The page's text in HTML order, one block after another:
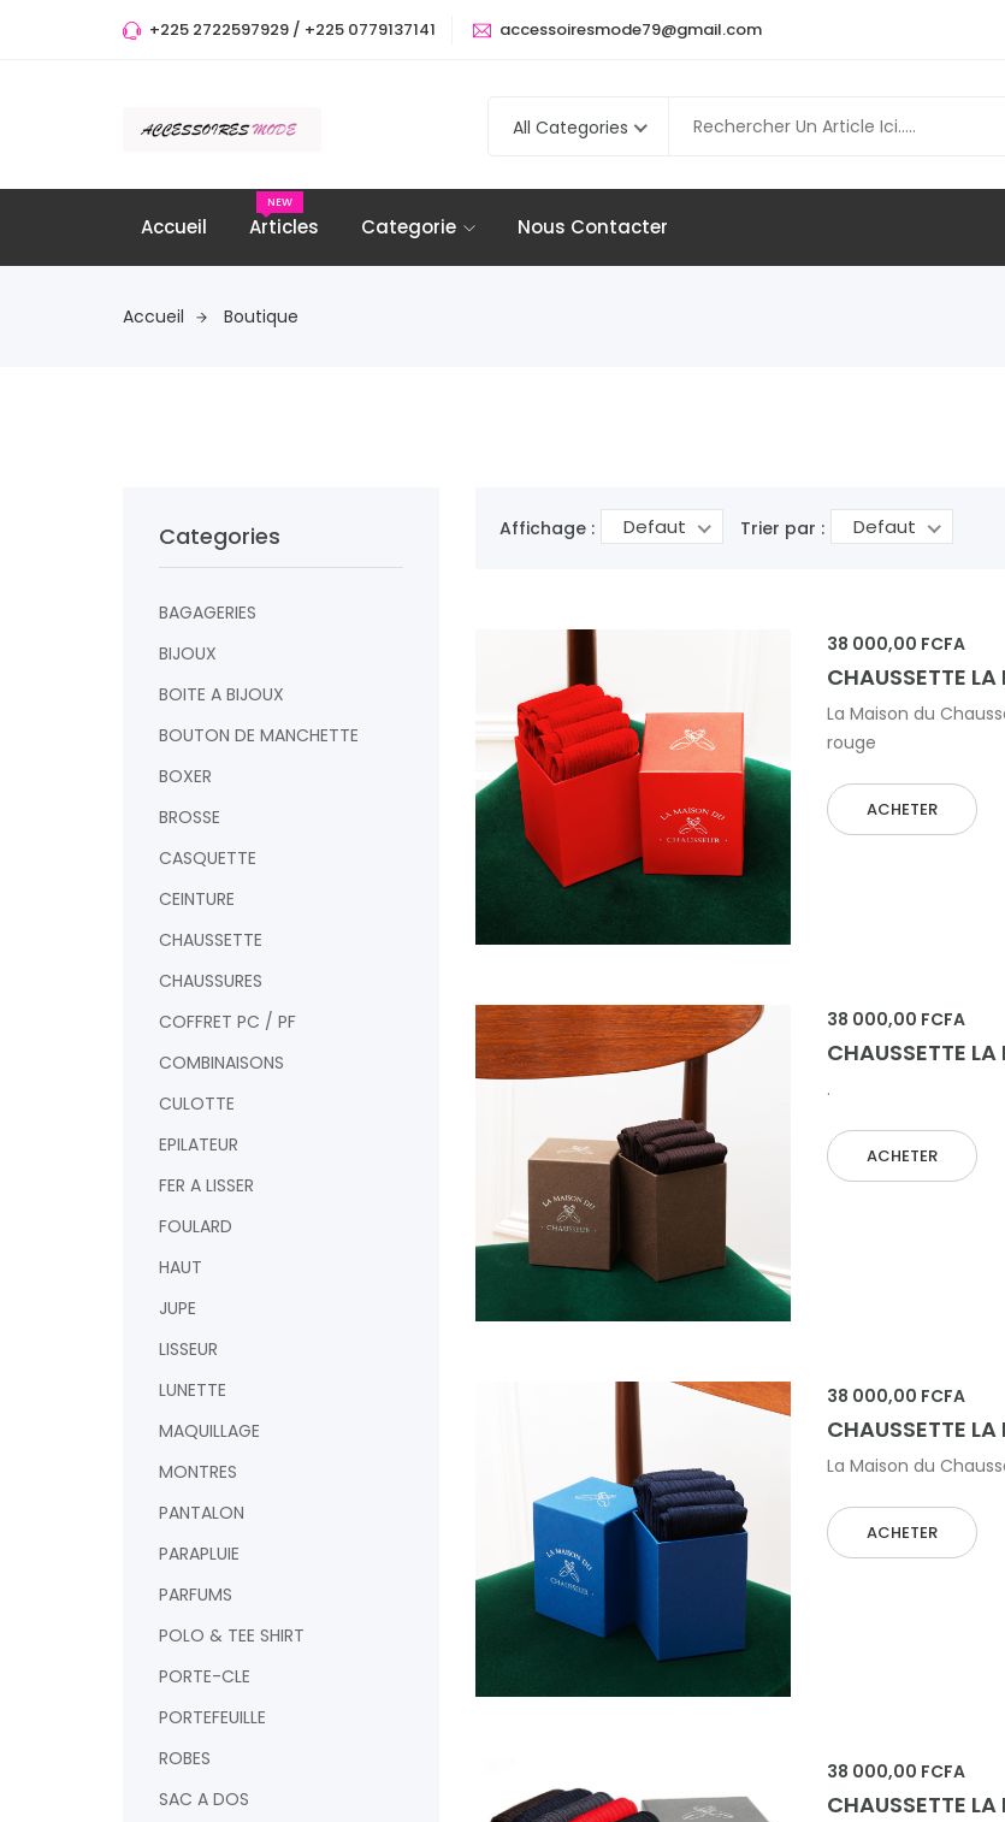
+225 2722597929 / +225 0779137141 accessoiresmode79@gmail.com
All Categories
Accueil Articles
NEW
Categorie Nous Contacter
Accueil Boutique
Categories
BAGAGERIES
BIJOUX
BOITE A BIJOUX
BOUTON DE MANCHETTE
BOXER
BROSSE
CASQUETTE
CEINTURE
CHAUSSETTE
CHAUSSURES
COFFRET PC / PF
COMBINAISONS
CULOTTE
EPILATEUR
FER A LISSER
FOULARD
HAUT
JUPE
LISSEUR
LUNETTE
MAQUILLAGE
MONTRES
PANTALON
PARAPLUIE
PARFUMS
POLO & TEE SHIRT
PORTE-CLE
PORTEFEUILLE
ROBES
SAC A DOS
Affichage : Defaut Trier par : Defaut
38 000,00 FCFA
CHAUSSETTE
La Maison du
rouge
ACHETER
38 000,00 FCFA
CHAUSSETTE
.
ACHETER
38 000,00 FCFA
CHAUSSETTE
La Maison du
ACHETER
38 000,00 FCFA
CHAUSSETTE